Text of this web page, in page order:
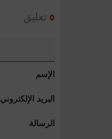
0 تعليق
الإسم
البريد الإلكتروني
الرسالة